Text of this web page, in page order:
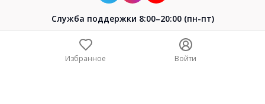
Cлужба поддержки 8:00–20:00 (пн-пт)
Избранное Войти